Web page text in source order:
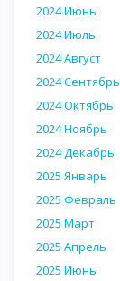
2024 Июнь
2024 Июль
2024 Август
2024 Сентябрь
2024 Октябрь
2024 Ноябрь
2024 Декабрь
2025 Январь
2025 Февраль
2025 Март
2025 Апрель
2025 Июнь